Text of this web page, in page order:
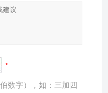
数字），如：三加四